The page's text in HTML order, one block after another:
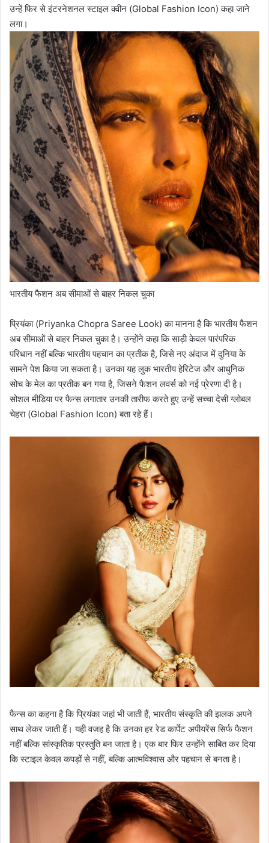
उन्हें फिर से इंटरनेशनल स्टाइल क्वीन (Global Fashion Icon) कहा जाने
लगा।
भारतीय फैशन अब सीमाओं से बाहर निकल चुका
प्रियंका (Priyanka Chopra Saree Look) का मानना है कि भारतीय फैशन
अब सीमाओं से बाहर निकल चुका है। उन्होंने कहा कि साड़ी केवल पारंपरिक
परिधान नहीं बल्कि भारतीय पहचान का प्रतीक है, जिसे नए अंदाज में दुनिया के
सामने पेश किया जा सकता है। उनका यह लुक भारतीय हेरिटेज और आधुनिक
सोच के मेल का प्रतीक बन गया है, जिसने फैशन लवर्स को नई प्रेरणा दी है।
सोशल मीडिया पर फैन्स लगातार उनकी तारीफ करते हुए उन्हें सच्चा देसी ग्लोबल
चेहरा (Global Fashion Icon) बता रहे हैं।
फैन्स का कहना है कि प्रियंका जहां भी जाती हैं, भारतीय संस्कृति की झलक अपने
साथ लेकर जाती हैं। यही वजह है कि उनका हर रेड कार्पेट अपीयरेंस सिर्फ फैशन
नहीं बल्कि सांस्कृतिक प्रस्तुति बन जाता है। एक बार फिर उन्होंने साबित कर दिया
कि स्टाइल केवल कपड़ों से नहीं, बल्कि आत्मविश्वास और पहचान से बनता है।